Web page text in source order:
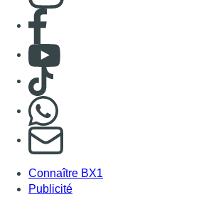
Consulter page Facebook
Consulter Youtube
Consulter TikTok
S'abonner à notre newsletter
Connaître BX1
Publicité